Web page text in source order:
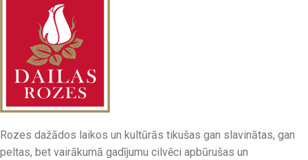
Rozes dažādos laikos un kultūrās tikušas gan slavinātas, gan
peltas, bet vairākumā gadījumu cilvēci apbūrušas un